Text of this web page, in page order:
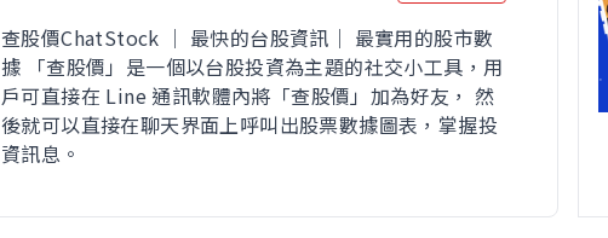
查股價ChatStock ｜ 最快的台股資訊｜ 最實用的股市數
據 「查股價」是一個以台股投資為主題的社交小工具，用
戶可直接在 Line 通訊軟體內將「查股價」加為好友， 然
後就可以直接在聊天界面上呼叫出股票數據圖表，掌握投
資訊息。